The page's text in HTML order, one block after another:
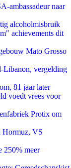
ambassadeur naar
alcoholmisbruik
achievements dit
Mato Grosso
Libanon, vergelding
81 jaar later
voedt vrees voor
Protix om
Hormuz, VS
250% meer